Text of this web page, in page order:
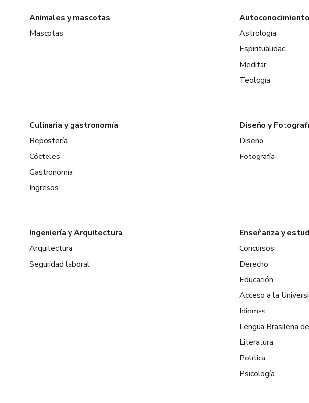
Animales y mascotas
Mascotas
Astrología
Espiritualidad
Meditar
Teología
Culinaria y gastronomía
Repostería
Cócteles
Gastronomía
Ingresos
Diseño y
Diseño
Fotografía
Ingeniería y Arquitectura
Arquitectura
Seguridad laboral
Enseñanza y
Concursos
Derecho
Educación
Acceso a la
Idiomas
Lengua Brasileña
Literatura
Política
Psicología